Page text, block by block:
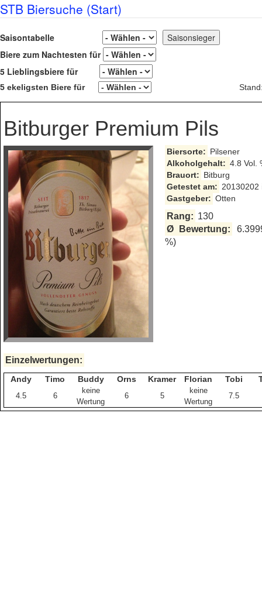
STB Biersuche (Start)
Saisontabelle
Biere zum Nachtesten für
5 Lieblingsbiere für
5 ekeligsten Biere für
Bitburger Premium Pils
Biersorte: Pilsener
Alkoholgehalt: 4.8 Vol.
Brauort: Bitburg
Getestet am: 20130202
Gastgeber: Otten
Rang: 130
Ø Bewertung:
%)
Einzelwertungen:
Andy Timo Buddy Orns Kramer Florian Tobi
4.5 6
keine
Wertung
6 5
keine
Wertung
7.5